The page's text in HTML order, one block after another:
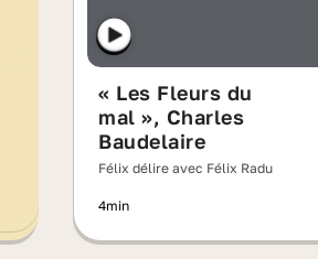
« Les Fleurs du
mal », Charles
Baudelaire
Félix délire avec Félix Radu
4min